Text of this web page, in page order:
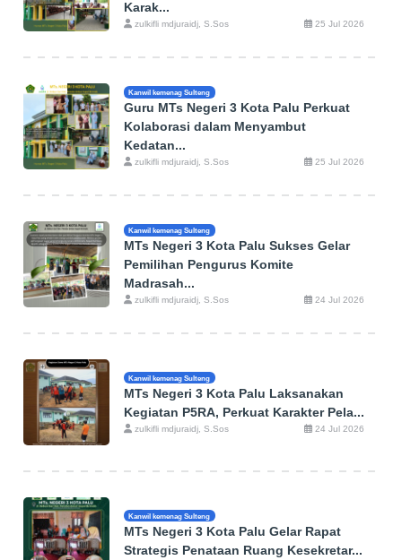
Karak...
zulkifli mdjuraidj, S.Sos 25 Jul 2026
Kanwil kemenag Sulteng
Guru MTs Negeri 3 Kota Palu Perkuat
Kolaborasi dalam Menyambut
Kedatan...
zulkifli mdjuraidj, S.Sos 25 Jul 2026
Kanwil kemenag Sulteng
MTs Negeri 3 Kota Palu Sukses Gelar
Pemilihan Pengurus Komite
Madrasah...
zulkifli mdjuraidj, S.Sos 24 Jul 2026
Kanwil kemenag Sulteng
MTs Negeri 3 Kota Palu Laksanakan
Kegiatan P5RA, Perkuat Karakter Pela...
zulkifli mdjuraidj, S.Sos 24 Jul 2026
Kanwil kemenag Sulteng
MTs Negeri 3 Kota Palu Gelar Rapat
Strategis Penataan Ruang Kesekretar...